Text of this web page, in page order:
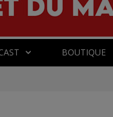
BOUTIQUE